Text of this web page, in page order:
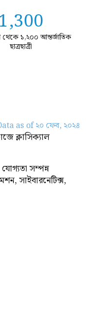
1,300
১,২০০ আন্তর্জাতিক
ছাত্রছাত্রী
as of ২০ ফেব, ২০২৪
ক্লাসিক্যাল
সম্পন্ন
সাইবারনেটিক্স,